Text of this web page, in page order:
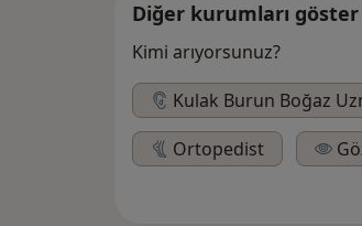
Diğer kurumları göster
Kimi arıyorsunuz?
Kulak Burun Boğaz
Ortopedist